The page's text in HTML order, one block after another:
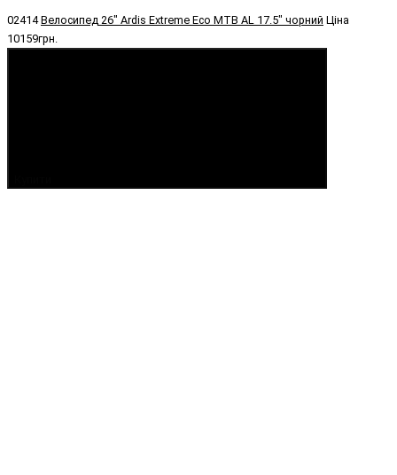
02414 Велосипед 26" Ardis Extreme Eco МТВ AL 17.5" чорний Ціна
10159грн.